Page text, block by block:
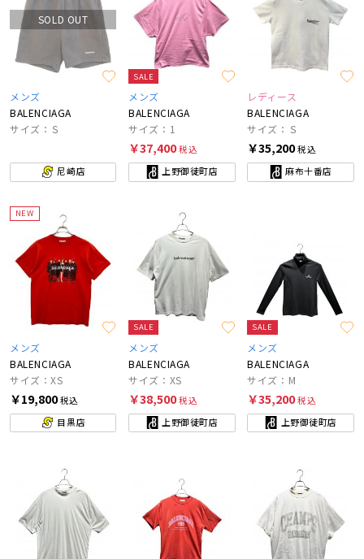
SOLD OUT
メンズ
BALENCIAGA
サイズ：Ｓ
尼崎店
SALE
メンズ
BALENCIAGA
サイズ：1
￥37,400税込
上野御徒町店
レディース
BALENCIAGA
サイズ：Ｓ
￥35,200税込
麻布十番店
NEW
メンズ
BALENCIAGA
サイズ：XS
￥19,800税込
目黒店
SALE
メンズ
BALENCIAGA
サイズ：XS
￥38,500税込
上野御徒町店
SALE
メンズ
BALENCIAGA
サイズ：M
￥35,200税込
上野御徒町店